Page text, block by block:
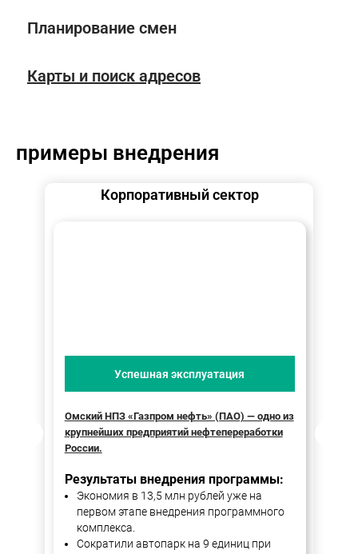
Планирование смен
Карты и поиск адресов
примеры внедрения
Корпоративный сектор
Успешная эксплуатация
Омский НПЗ «Газпром нефть» (ПАО) — одно из
крупнейших предприятий нефтепереработки
России.
Результаты внедрения программы:
Экономия в 13,5 млн рублей уже на
первом этапе внедрения программного
комплекса.
Сократили автопарк на 9 единиц при